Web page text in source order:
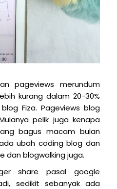
pageviews merundum
kurang dalam 20-30%
Fiza. Pageviews blog
pelik juga kenapa
bagus macam bulan
ubah coding blog dan
dan blogwalking juga.
share pasal google
sedikit sebanyak ada